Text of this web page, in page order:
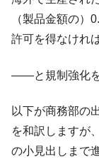
『Money1』
種は全般的「不
『Money1』
『Money1』
「KDDX」1番艦
『Money1』
（製品金額の）
許可を得なけれ
――と規制強化を
以下が商務部の
を和訳しますが
の小見出しまで